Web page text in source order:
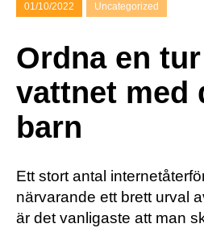
01/10/2022 Uncategorized
Ordna en tur
vattnet med
barn
Ett stort antal
närvarande ett brett urval
är det vanligaste att man